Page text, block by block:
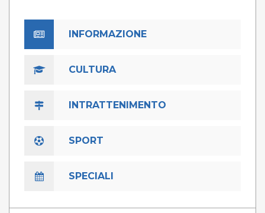
INFORMAZIONE
CULTURA
INTRATTENIMENTO
SPORT
SPECIALI